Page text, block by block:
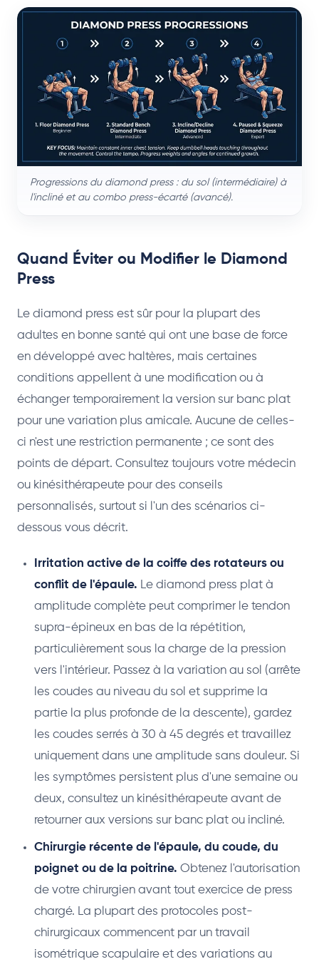
Progressions du diamond press : du sol (intermédiaire) à
l'incliné et au combo press-écarté (avancé).
Quand Éviter ou Modifier le Diamond
Press
Le diamond press est sûr pour la plupart des
adultes en bonne santé qui ont une base de force
en développé avec haltères, mais certaines
conditions appellent à une modification ou à
échanger temporairement la version sur banc plat
pour une variation plus amicale. Aucune de celles-
ci n'est une restriction permanente ; ce sont des
points de départ. Consultez toujours votre médecin
ou kinésithérapeute pour des conseils
personnalisés, surtout si l'un des scénarios ci-
dessous vous décrit.
Irritation active de la coiffe des rotateurs ou
conflit de l'épaule. Le diamond press plat à
amplitude complète peut comprimer le tendon
supra-épineux en bas de la répétition,
particulièrement sous la charge de la pression
vers l'intérieur. Passez à la variation au sol (arrête
les coudes au niveau du sol et supprime la
partie la plus profonde de la descente), gardez
les coudes serrés à 30 à 45 degrés et travaillez
uniquement dans une amplitude sans douleur. Si
les symptômes persistent plus d'une semaine ou
deux, consultez un kinésithérapeute avant de
retourner aux versions sur banc plat ou incliné.
Chirurgie récente de l'épaule, du coude, du
poignet ou de la poitrine. Obtenez l'autorisation
de votre chirurgien avant tout exercice de press
chargé. La plupart des protocoles post-
chirurgicaux commencent par un travail
isométrique scapulaire et des variations au